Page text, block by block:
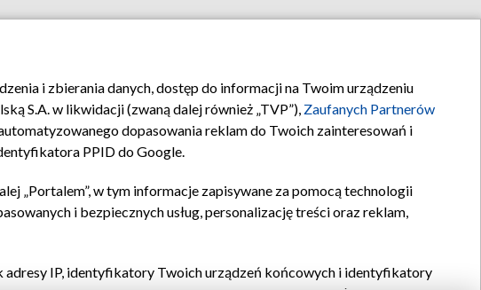
Biuro reklamy Kontakt
i zbierania danych, dostęp do informacji na Twoim urządzeniu
S.A. w likwidacji (zwaną dalej również „TVP”), Zaufanych Partnerów
dopasowania reklam do Twoich zainteresowań i
PPID do Google.
„Portalem”, w tym informacje zapisywane za pomocą technologii
i bezpiecznych usług, personalizację treści oraz reklam,
adresy IP, identyfikatory Twoich urządzeń końcowych i identyfikatory